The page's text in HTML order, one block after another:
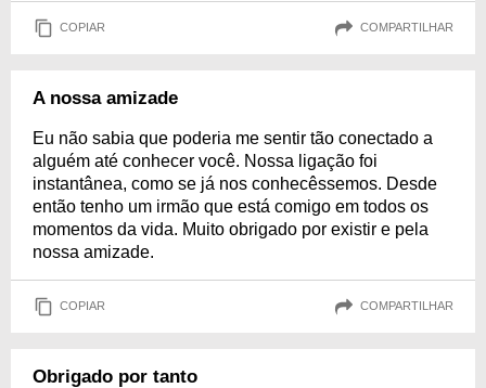
COPIAR COMPARTILHAR
A nossa amizade
Eu não sabia que poderia me sentir tão conectado a
alguém até conhecer você. Nossa ligação foi
instantânea, como se já nos conhecêssemos. Desde
então tenho um irmão que está comigo em todos os
momentos da vida. Muito obrigado por existir e pela
nossa amizade.
COPIAR COMPARTILHAR
Obrigado por tanto